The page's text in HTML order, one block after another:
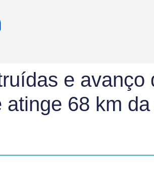
e
atinge 68 km